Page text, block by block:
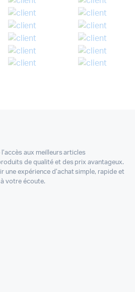
aux meilleurs articles
de qualité et des prix avantageux.
une expérience d’achat simple, rapide et
votre écoute.